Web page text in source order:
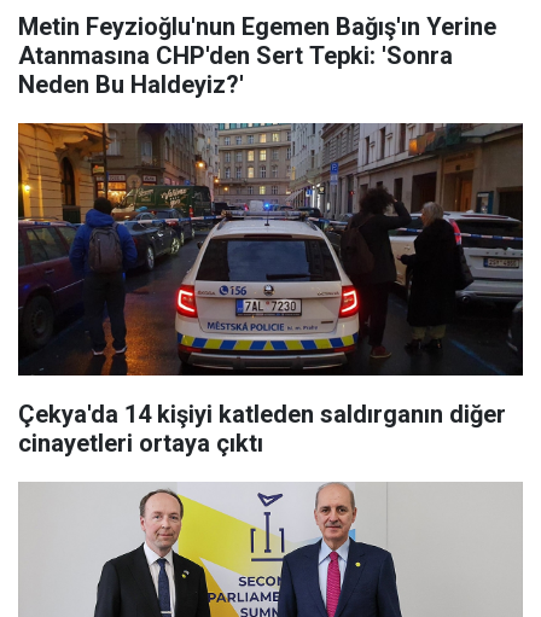
Metin Feyzioğlu'nun Egemen Bağış'ın Yerine
Atanmasına CHP'den Sert Tepki: 'Sonra
Neden Bu Haldeyiz?'
Çekya'da 14 kişiyi katleden saldırganın diğer
cinayetleri ortaya çıktı